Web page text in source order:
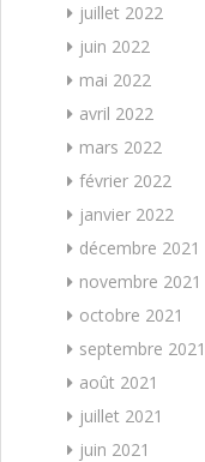
juillet 2022
juin 2022
mai 2022
avril 2022
mars 2022
février 2022
janvier 2022
décembre 2021
novembre 2021
octobre 2021
septembre 2021
août 2021
juillet 2021
juin 2021